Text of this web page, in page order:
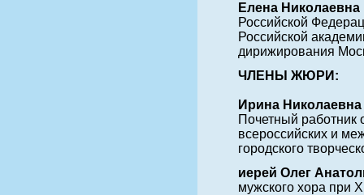
Елена
Российской
Российской
дирижирования
ЧЛЕНЫ ЖЮРИ:
Ирина
Почетный работник
всероссийских и
городского
иерей Олег
мужского хора при